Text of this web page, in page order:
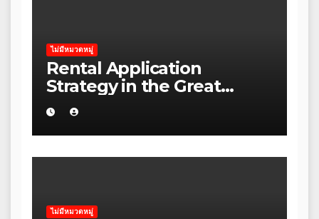
ไม่มีหมวดหมู่
Rental Application
Strategy in the Great
Ocean Road: A Practical
Guide for Australian
Families
ไม่มีหมวดหมู่